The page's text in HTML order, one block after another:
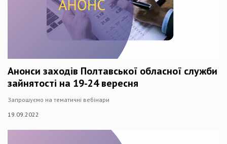
Анонси заходів Полтавської обласної служби
зайнятості на 19-24 вересня
Запрошуємо на тематичні вебінари
19.09.2022